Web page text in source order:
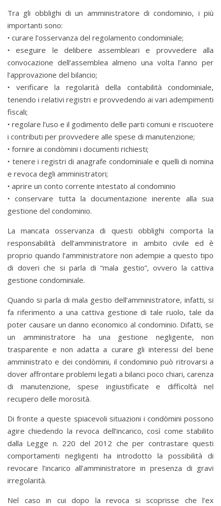
Tra gli obblighi di un amministratore di condominio, i più
importanti sono:
• curare l’osservanza del regolamento condominiale;
• eseguire le delibere assembleari e provvedere alla
convocazione dell’assemblea almeno una volta l’anno per
l’approvazione del bilancio;
• verificare la regolarità della contabilità condominiale,
tenendo i relativi registri e provvedendo ai vari adempimenti
fiscali;
• regolare l’uso e il godimento delle parti comuni e riscuotere
i contributi per provvedere alle spese di manutenzione;
• fornire ai condòmini i documenti richiesti;
• tenere i registri di anagrafe condominiale e quelli di nomina
e revoca degli amministratori;
• aprire un conto corrente intestato al condominio
• conservare tutta la documentazione inerente alla sua
gestione del condominio.
La mancata osservanza di questi obblighi comporta la
responsabilità dell’amministratore in ambito civile ed è
proprio quando l’amministratore non adempie a questo tipo
di doveri che si parla di “mala gestio”, ovvero la cattiva
gestione condominiale.
Quando si parla di mala gestio dell’amministratore, infatti, si
fa riferimento a una cattiva gestione di tale ruolo, tale da
poter causare un danno economico al condominio. Difatti, se
un amministratore ha una gestione negligente, non
trasparente e non adatta a curare gli interessi del bene
amministrato e dei condòmini, il condominio può ritrovarsi a
dover affrontare problemi legati a bilanci poco chiari, carenza
di manutenzione, spese ingiustificate e difficoltà nel
recupero delle morosità.
Di fronte a queste spiacevoli situazioni i condòmini possono
agire chiedendo la revoca dell’incarico, così come stabilito
dalla Legge n. 220 del 2012 che per contrastare questi
comportamenti negligenti ha introdotto la possibilità di
revocare l’incarico all’amministratore in presenza di gravi
irregolarità.
Nel caso in cui dopo la revoca si scoprisse che l’ex